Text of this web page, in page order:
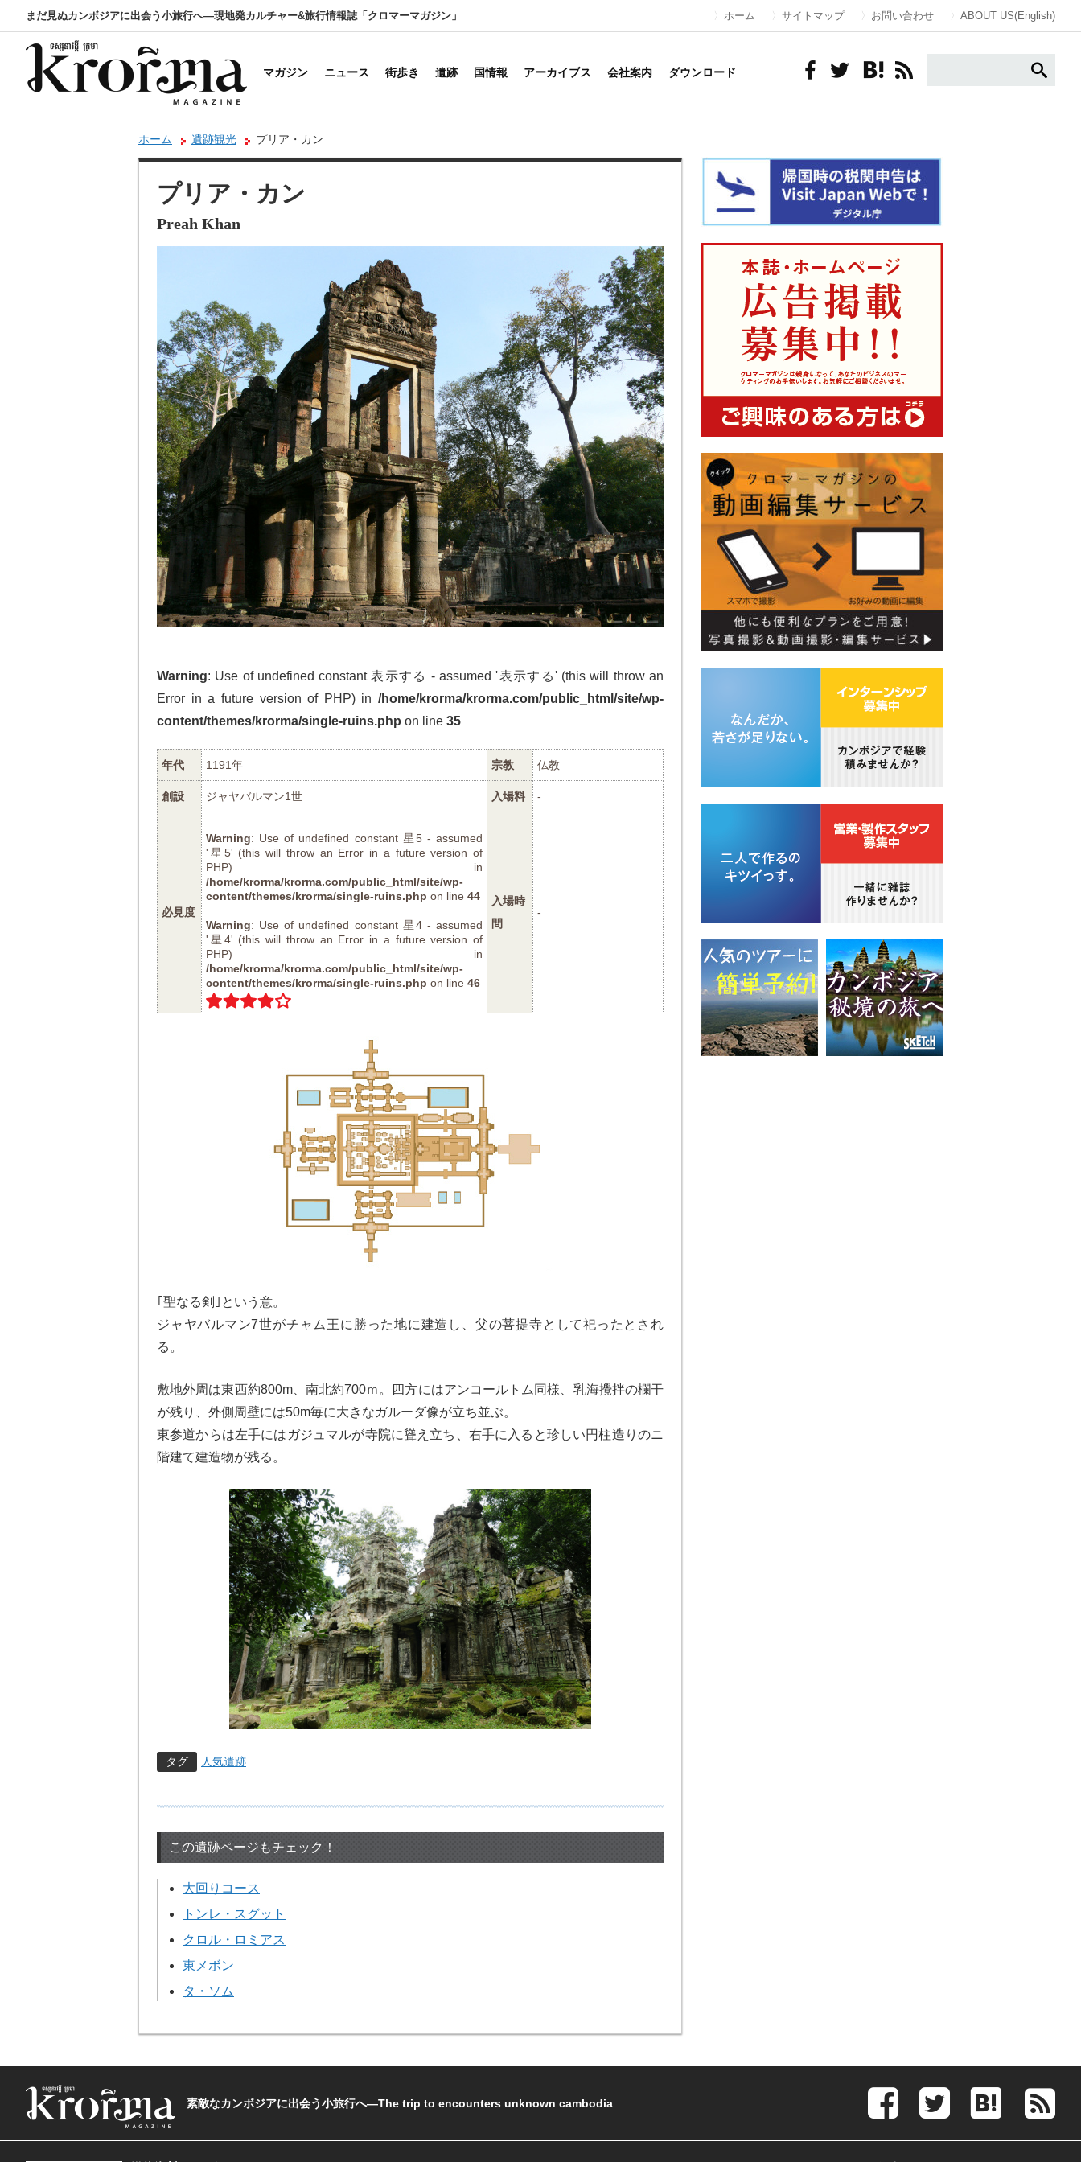
まだ見ぬカンボジアに出会う小旅行へ―現地発カルチャー&旅行情報誌「クロマーマガジン」 ホーム サイトマップ お問い合わせ ABOUT US(English)
マガジン ニュース 街歩き 遺跡 国情報 アーカイブス 会社案内 ダウンロード
ホーム 遺跡観光 プリア・カン
プリア・カン
Preah Khan
Warning: Use of undefined constant 表示する - assumed '表示する' (this will throw an
Error in a future version of PHP) in /home/krorma/krorma.com/public_html/site/wp-
content/themes/krorma/single-ruins.php on line 35
年代 1191年 宗教 仏教
創設 ジャヤバルマン1世 入場料 -
必見度
Warning: Use of undefined constant 星5 - assumed
'星5' (this will throw an Error in a future version of
PHP) in
/home/krorma/krorma.com/public_html/site/wp-
content/themes/krorma/single-ruins.php on line 44
Warning: Use of undefined constant 星4 - assumed
'星4' (this will throw an Error in a future version of
PHP) in
/home/krorma/krorma.com/public_html/site/wp-
content/themes/krorma/single-ruins.php on line 46
入場時
間
-
｢聖なる剣｣という意。
ジャヤバルマン7世がチャム王に勝った地に建造し、父の菩提寺として祀ったとされ
る。
敷地外周は東西約800m、南北約700ｍ。四方にはアンコールトム同様、乳海攪拌の欄干
が残り、外側周壁には50m毎に大きなガルーダ像が立ち並ぶ。
東参道からは左手にはガジュマルが寺院に聳え立ち、右手に入ると珍しい円柱造りのニ
階建て建造物が残る。
タグ 人気遺跡
この遺跡ページもチェック！
大回りコース
トンレ・スグット
クロル・ロミアス
東メボン
タ・ソム
素敵なカンボジアに出会う小旅行へ―The trip to encounters unknown cambodia